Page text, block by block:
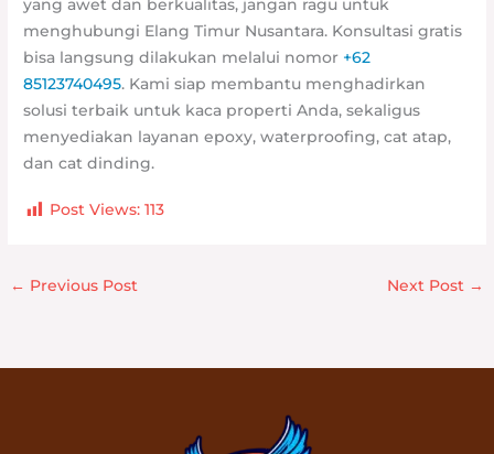
yang awet dan berkualitas, jangan ragu untuk
menghubungi Elang Timur Nusantara. Konsultasi gratis
bisa langsung dilakukan melalui nomor +62
85123740495. Kami siap membantu menghadirkan
solusi terbaik untuk kaca properti Anda, sekaligus
menyediakan layanan epoxy, waterproofing, cat atap,
dan cat dinding.
Post Views: 113
← Previous Post Next Post →